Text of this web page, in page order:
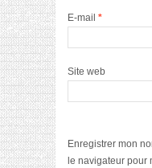
E-mail *
Site web
Enregistrer mon
le navigateur pour